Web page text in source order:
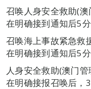
召唤人身安全救助(
在明确接到通知后5分
召唤海上事故紧急救
在明确接到通知后5分
人身安全救助(澳门
在明确接报召唤后，